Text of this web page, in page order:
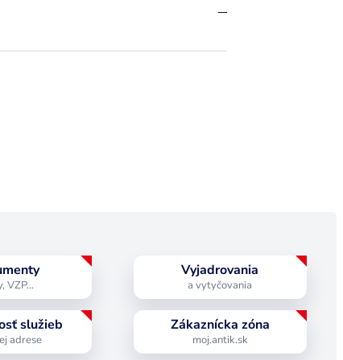
VZP…
Vyjadrovania
a vytyčovania
služieb
adrese
Zákaznícka zóna
moj.antik.sk